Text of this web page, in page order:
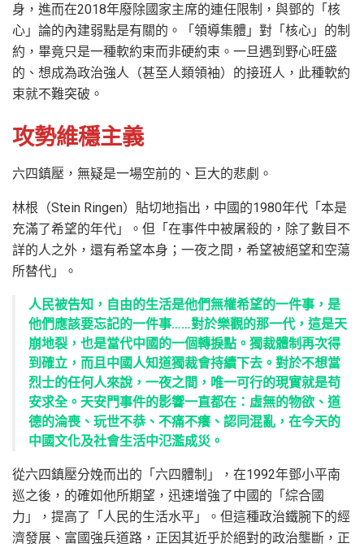
身，進而在2018年廢除國家主席的連任限制，與鄧的「核
心」論的內建弱點是有關的。「領導集體」對「核心」的制
約，畢竟只是一種軟約束而非硬約束。一旦遇到野心旺盛
的、想成為政治強人（甚至人類領袖）的接班人，此種軟約
束就不難突破。
攻勢維穩主義
六四鎮壓，無疑是一場空前的、巨大的悲劇。
林根（Stein Ringen）貼切地指出，中國的1980年代「本是
充滿了希望的年代」。但「在事件中被屠殺的，除了數目不
詳的人之外，還有希望本身；一夜之間，希望被絕望和空蕩
所替代」。
人民被告知，自由的生活是他們無權希望的一件事，是
他們應該要忘記的一件事……對於樂觀的那一代，這是天
崩地裂，也是當代中國的一個轉捩點。獨裁體制再次得
到確立，而且中國人知道獨裁會持續下去。對於不想當
烈士的任何人來說，一夜之間，唯一可行的現實就是苟
安求全。天安門事件的影響一直都在：虛無的物欲、道
德的淪喪、玩世不恭、不痛不癢、認同混亂，在今天的
中國文化及社會生活中氾濫成災。
從六四鎮壓分娩而出的「六四體制」，在1992年鄧小平南
巡之後，的確如他所期望，迅速增強了中國的「綜合國
力」，提高了「人民的生活水平」。但這種政治鐵腕下的經
濟發展、富國強兵道路，正因其近乎於絕對的政治壟斷，正